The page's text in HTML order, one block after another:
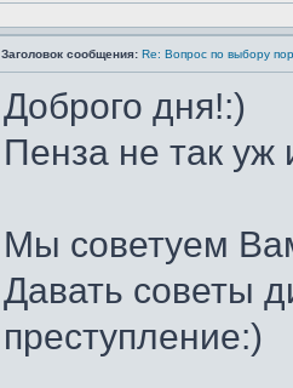
Заголовок сообщения: Re: Вопрос по выбору
Доброго дня!:)
Пенза не так уж
Мы советуем
Давать советы
преступление:)